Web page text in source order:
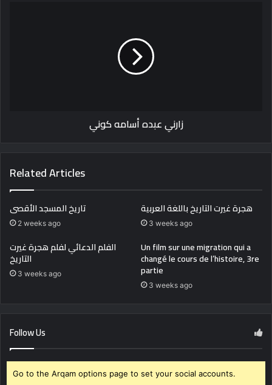
زارني عبده أسامه كوني
Related Articles
تاريخ المسجد الأقصى
2 weeks ago
هجرة غيرت التاريخ باللغة العربية
3 weeks ago
الفلم الدعائي لفلم هجرة غيرت
التاريخ
3 weeks ago
Un film sur une migration qui a
changé le cours de l’histoire, 3re
partie
3 weeks ago
Follow Us
Go to the Arqam options page to set your social accounts.